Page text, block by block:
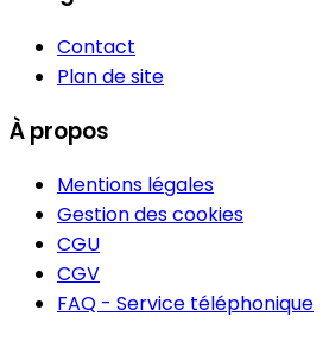
Contact
Plan de site
À propos
Mentions légales
Gestion des cookies
CGU
CGV
FAQ - Service téléphonique